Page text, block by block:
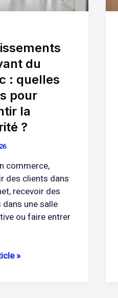
du
: quelles
pour
la
?
commerce,
des clients dans
recevoir des
une salle
ou faire entrer
»